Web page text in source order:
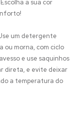
a sua cor
um detergente
ou morna, com ciclo
e use saquinhos
direta, e evite deixar
a temperatura do